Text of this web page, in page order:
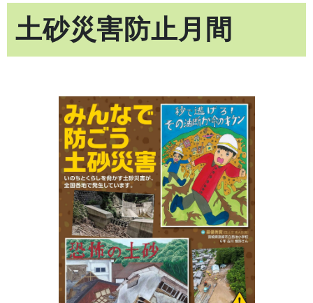
土砂災害防止月間